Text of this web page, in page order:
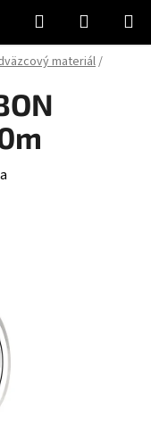
Hľadať
KOŠÍK
materiál/